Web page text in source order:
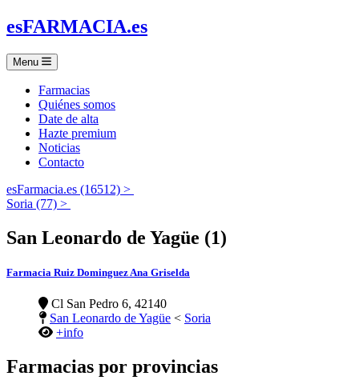
esFARMACIA.es
Menu
Farmacias
Quiénes somos
Date de alta
Hazte premium
Noticias
Contacto
esFarmacia.es (16512) >
Soria (77) >
San Leonardo de Yagüe (1)
Farmacia Ruiz Dominguez Ana Griselda
Cl San Pedro 6, 42140
San Leonardo de Yagüe < Soria
+info
Farmacias por provincias